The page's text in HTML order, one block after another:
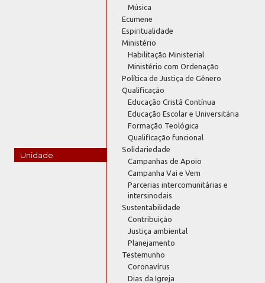
Unidade
Música
Ecumene
Espiritualidade
Ministério
Habilitação Ministerial
Ministério com Ordenação
Política de Justiça de Gênero
Qualificação
Educação Cristã Contínua
Educação Escolar e Universitária
Formação Teológica
Qualificação funcional
Solidariedade
Campanhas de Apoio
Campanha Vai e Vem
Parcerias intercomunitárias e
intersinodais
Sustentabilidade
Contribuição
Justiça ambiental
Planejamento
Testemunho
Coronavírus
Dias da Igreja